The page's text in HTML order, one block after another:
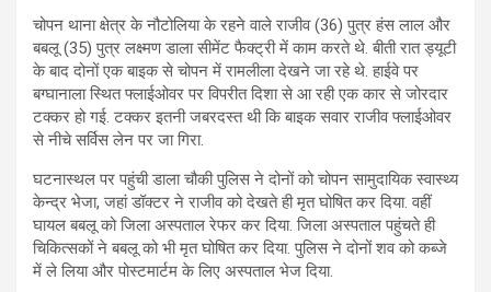
चोपन थाना क्षेत्र के नौटोलिया के रहने वाले राजीव (36) पुत्र हंस लाल और
बबलू (35) पुत्र लक्ष्मण डाला सीमेंट फैक्ट्री में काम करते थे. बीती रात ड्यूटी
के बाद दोनों एक बाइक से चोपन में रामलीला देखने जा रहे थे. हाईवे पर
बग्घानाला स्थित फ्लाईओवर पर विपरीत दिशा से आ रही एक कार से जोरदार
टक्कर हो गई. टक्कर इतनी जबरदस्‍त थी कि बाइक सवार राजीव फ्लाईओवर
से नीचे सर्विस लेन पर जा गिरा.
घटनास्‍थल पर पहुंची डाला चौकी पुलिस ने दोनों को चोपन सामुदायिक स्वास्थ्य
केन्द्र भेजा, जहां डॉक्‍टर ने राजीव को देखते ही मृत घोषित कर दिया. वहीं
घायल बबलू को जिला अस्पताल रेफर कर दिया. जिला अस्पताल पहुंचते ही
चिकित्‍सकों ने बबलू को भी मृत घोषित कर दिया. पुलिस ने दोनों शव को कब्जे
में ले लिया और पोस्टमार्टम के लिए अस्‍पताल भेज दिया.